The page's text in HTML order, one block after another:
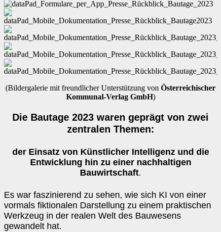
(Bildergalerie mit freundlicher Unterstützung von Österreichischer
Kommunal-Verlag GmbH)
Die Bautage 2023 waren geprägt von zwei
zentralen Themen:
der Einsatz von Künstlicher Intelligenz und die
Entwicklung hin zu einer nachhaltigen
Bauwirtschaft.
Es war faszinierend zu sehen, wie sich KI von einer
vormals fiktionalen Darstellung zu einem praktischen
Werkzeug in der realen Welt des Bauwesens
gewandelt hat.